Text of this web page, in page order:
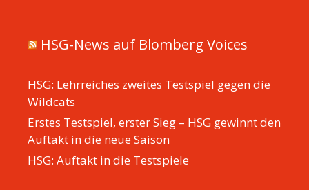
HSG-News auf Blomberg Voices
HSG: Lehrreiches zweites Testspiel gegen die
Wildcats
Erstes Testspiel, erster Sieg – HSG gewinnt den
Auftakt in die neue Saison
HSG: Auftakt in die Testspiele